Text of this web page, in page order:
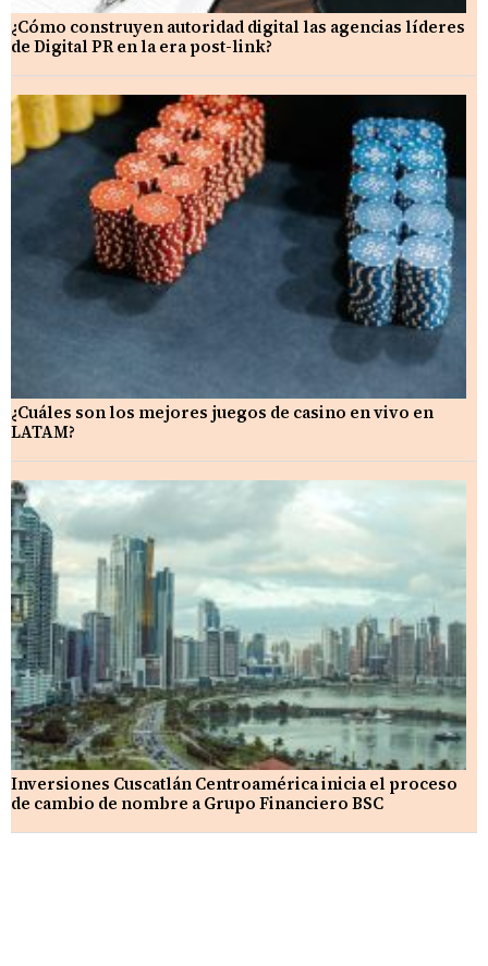
¿Cómo construyen autoridad digital las agencias líderes
de Digital PR en la era post-link?
¿Cuáles son los mejores juegos de casino en vivo en
LATAM?
Inversiones Cuscatlán Centroamérica inicia el proceso
de cambio de nombre a Grupo Financiero BSC